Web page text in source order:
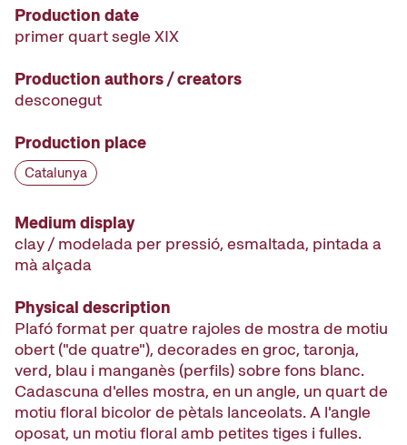
Production date
primer quart segle XIX
Production authors / creators
desconegut
Production place
Catalunya
Medium display
clay / modelada per pressió, esmaltada, pintada a
mà alçada
Physical description
Plafó format per quatre rajoles de mostra de motiu
obert ("de quatre"), decorades en groc, taronja,
verd, blau i manganès (perfils) sobre fons blanc.
Cadascuna d'elles mostra, en un angle, un quart de
motiu floral bicolor de pètals lanceolats. A l'angle
oposat, un motiu floral amb petites tiges i fulles.